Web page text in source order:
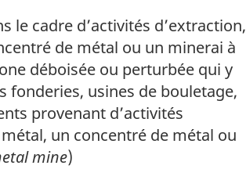
cadre d’activités d’extraction,
de métal ou un minerai à
déboisée ou perturbée qui y
fonderies, usines de bouletage,
provenant d’activités
un concentré de métal ou
mine)